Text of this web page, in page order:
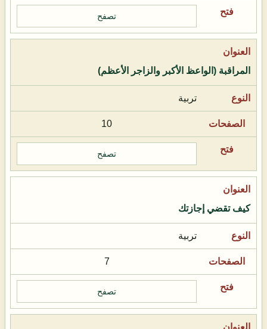
تصفح
المراقبة (الواعظ الأكبر والزاجر الأعظم)
تربية
10
تصفح
كيف تقضي إجازتك
تربية
7
تصفح